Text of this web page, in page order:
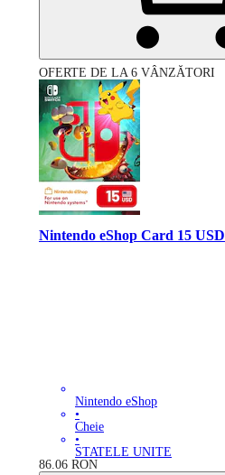
OFERTE DE LA 6 VÂNZĂTORI
Nintendo eShop Card 15 USD
Nintendo eShop
•
Cheie
•
STATELE UNITE
86.06 RON